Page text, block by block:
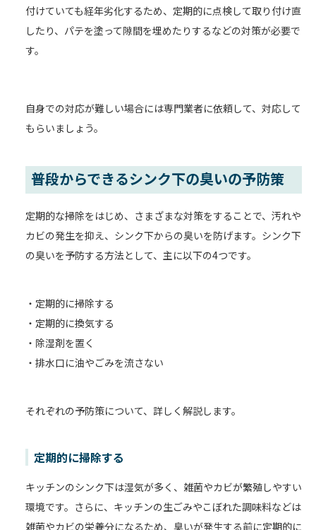
付けていても経年劣化するため、定期的に点検して取り付け直
したり、パテを塗って隙間を埋めたりするなどの対策が必要で
す。
自身での対応が難しい場合には専門業者に依頼して、対応して
もらいましょう。
普段からできるシンク下の臭いの予防策
定期的な掃除をはじめ、さまざまな対策をすることで、汚れや
カビの発生を抑え、シンク下からの臭いを防げます。シンク下
の臭いを予防する方法として、主に以下の4つです。
・定期的に掃除する
・定期的に換気する
・除湿剤を置く
・排水口に油やごみを流さない
それぞれの予防策について、詳しく解説します。
定期的に掃除する
キッチンのシンク下は湿気が多く、雑菌やカビが繁殖しやすい
環境です。さらに、キッチンの生ごみやこぼれた調味料などは
雑菌やカビの栄養分になるため、臭いが発生する前に定期的に